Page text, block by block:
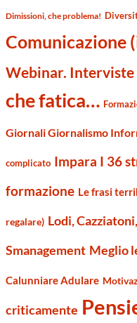
Dimissioni, che problema!
Comunicazione
Webinar. Interviste
che fatica…
Giornali Giornalismo
complicato Impara I 36
formazione Le frasi
regalare) Lodi,
Smanagement Meglio
Calunniare Adulare
criticamente